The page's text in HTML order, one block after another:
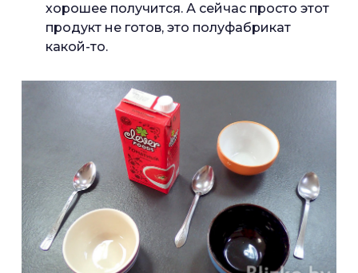
хорошее получится. А сейчас просто этот
продукт не готов, это полуфабрикат
какой-то.